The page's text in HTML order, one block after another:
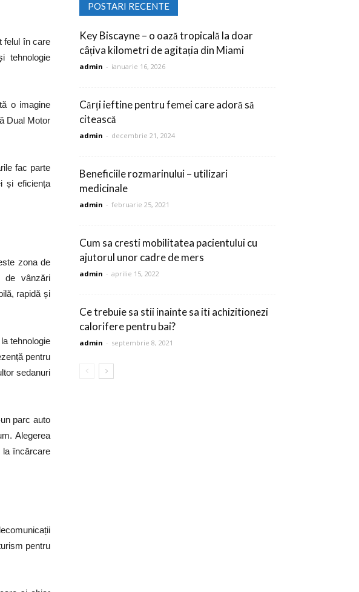
felul în care
tehnologie
o imagine
Dual Motor
fac parte
și eficiența
zona de
de vânzări
rapidă și
tehnologie
pentru
sedanuri
parc auto
Alegerea
încărcare
pentru
POSTARI RECENTE
Key Biscayne – o oază tropicală la doar
câțiva kilometri de agitația din Miami
admin - ianuarie 16, 2026
Cărți ieftine pentru femei care adoră să
citească
admin - decembrie 21, 2024
Beneficiile rozmarinului – utilizari
medicinale
admin - februarie 25, 2021
Cum sa cresti mobilitatea pacientului cu
ajutorul unor cadre de mers
admin - aprilie 15, 2022
Ce trebuie sa stii inainte sa iti achizitionezi
calorifere pentru bai?
admin - septembrie 8, 2021